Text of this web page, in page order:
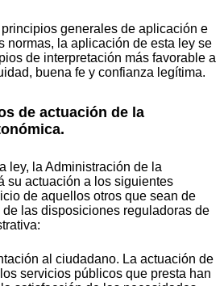
generales de aplicación e
normas, la aplicación de esta ley se
de interpretación más favorable a
buena fe y confianza legítima.
de actuación de la
ley, la Administración de la
su actuación a los siguientes
de aquellos otros que sean de
las disposiciones reguladoras de
al ciudadano. La actuación de
servicios públicos que presta han